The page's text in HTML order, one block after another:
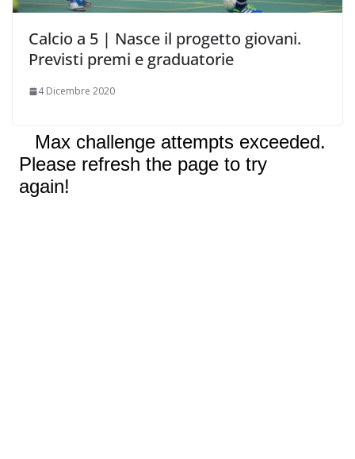
Calcio a 5 | Nasce il progetto giovani.
Previsti premi e graduatorie
4 Dicembre 2020